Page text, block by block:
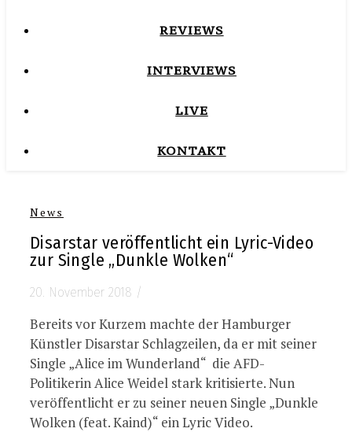
REVIEWS
INTERVIEWS
LIVE
KONTAKT
News
Disarstar veröffentlicht ein Lyric-Video
zur Single „Dunkle Wolken“
20. November 2018 /
Bereits vor Kurzem machte der Hamburger
Künstler Disarstar Schlagzeilen, da er mit seiner
Single „Alice im Wunderland“ die AFD-
Politikerin Alice Weidel stark kritisierte. Nun
veröffentlicht er zu seiner neuen Single „Dunkle
Wolken (feat. Kaind)“ ein Lyric Video.